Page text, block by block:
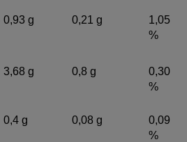
0,93 g 0,21 g
1,05
%
3,68 g 0,8 g
0,30
%
0,4 g 0,08 g
0,09
%